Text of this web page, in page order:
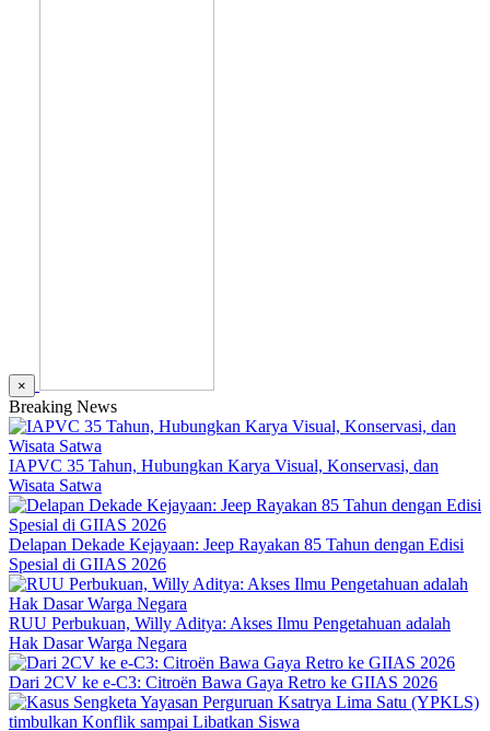
×
Breaking News
IAPVC 35 Tahun, Hubungkan Karya Visual, Konservasi, dan
Wisata Satwa
Delapan Dekade Kejayaan: Jeep Rayakan 85 Tahun dengan Edisi
Spesial di GIIAS 2026
RUU Perbukuan, Willy Aditya: Akses Ilmu Pengetahuan adalah
Hak Dasar Warga Negara
Dari 2CV ke e-C3: Citroën Bawa Gaya Retro ke GIIAS 2026